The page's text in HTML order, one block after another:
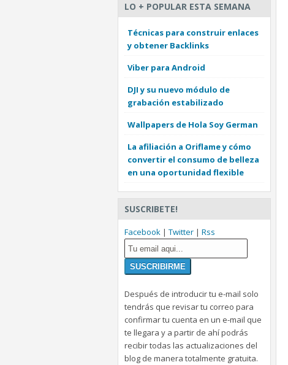
LO + POPULAR ESTA SEMANA
Técnicas para construir enlaces
y obtener Backlinks
Viber para Android
DJI y su nuevo módulo de
grabación estabilizado
Wallpapers de Hola Soy German
La afiliación a Oriflame y cómo
convertir el consumo de belleza
en una oportunidad flexible
SUSCRIBETE!
Facebook | Twitter | Rss
Después de introducir tu e-mail solo
tendrás que revisar tu correo para
confirmar tu cuenta en un e-mail que
te llegara y a partir de ahí podrás
recibir todas las actualizaciones del
blog de manera totalmente gratuita.